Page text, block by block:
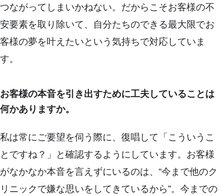
つながってしまいかねない。だからこそお客様の不
安要素を取り除いて、自分たちのできる最大限でお
客様の夢を叶えたいという気持ちで対応していま
す。
お客様の本音を引き出すために工夫していることは
何かありますか。
私は常にご要望を伺う際に、復唱して「こういうこ
とですね？」と確認するようにしています。お客様
がなかなか本音を言えずにいるのは、“今まで他のク
リニックで嫌な思いをしてきているから”。今までの